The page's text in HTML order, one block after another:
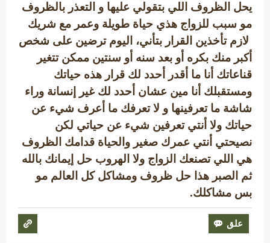
يحل الظروف اللي بتقولي عليها و التعذر بالظروف
مو سبب للزواج هذي حياة طويلة وعمر مع شريك
لازم تأخذين القرار بتأني، اليوم ترضين على شخص
أكبر منك بكره أو بعد سنه أو سنتين ممكن تتغير
قناعاتك أنا ما أقدر أحدد لك قرار هذه حياتك
ومستقبلك أنا مين عشان أحدد لك غير إنسانة وراء
شاشة ما تعرفينها و لا تعرفك ما أعرف شيء عن
حياتك ولا أنتي تعرفين شيء عن حياتي لكن
نصيحتي أنتي عمرك صغير والحياة قدامك الظروف
هي اللي تصنعك الزواج ولا الهروب حل إيمانك بالله
ثم الصبر هذا حل ظروف ومشاكل كل العالم مو
بس مشاكلك.